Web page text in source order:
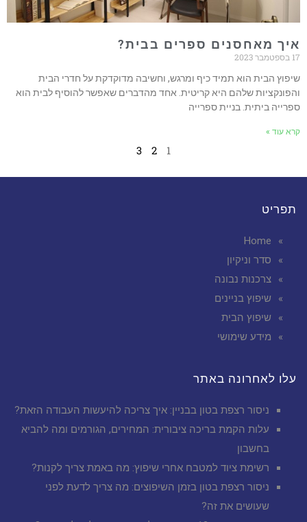
איך מאחסנים ספרים בבית?
17 בספטמבר 2023
שיפוץ הבית הוא תמיד כיף ומרגש, וחשיבה מדוקדקת על חדרי הבית
והפונקציות שלהם היא קריטית. אחד מהדברים שאפשר להוסיף לבית הוא
ספרייה ביתית. בניית ספרייה
קרא עוד »
1
2
3
תפריט
Home
סדר וניקיון
צרכנות נבונה
שיפוץ בניינים
שיפוץ הבית
מידע שימושי
עלו לאחרונה באתר
ניסור רצפת בטון בבניין: איך צריכה להיעשות העבודה הזאת?
עלות הקמת בריכה ציבורית: המחירים, הגורמים ומה להביא
בחשבון
רשימת ציוד למטבח אחרי שיפוץ: מה באמת צריך לקנות?
ניסור רצפת בטון בזמן השיפוצים: מה צריך לדעת לפני
שעושים את זה?